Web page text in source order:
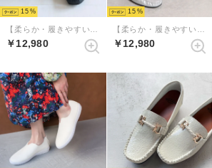
15
￥12,980
15
￥12,980